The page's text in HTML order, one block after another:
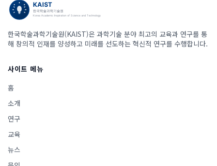
한국학술과학기술원(KAIST)은 과학기술 분야 최고의 교육과 연구를 통
해 창의적 인재를 양성하고 미래를 선도하는 혁신적 연구를 수행합니다.
사이트 메뉴
홈
소개
연구
교육
뉴스